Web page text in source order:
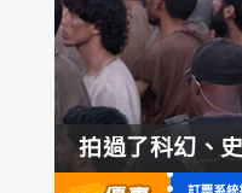
拍過了科幻、